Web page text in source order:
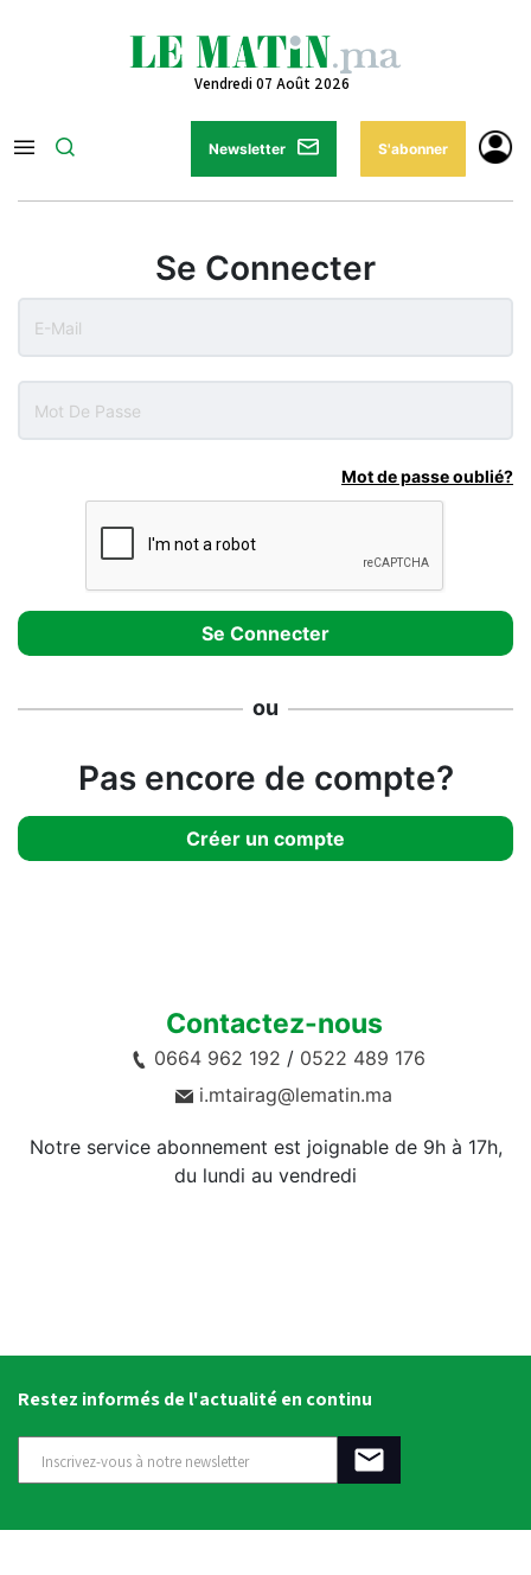
Vendredi 07 Août 2026
Newsletter S'abonner
Se Connecter
Mot de passe oublié?
ou
Pas encore de compte?
Créer un compte
Contactez-nous
0664 962 192 / 0522 489 176
i.mtairag@lematin.ma
Notre service abonnement est joignable de 9h à 17h,
du lundi au vendredi
Restez informés de l'actualité en continu